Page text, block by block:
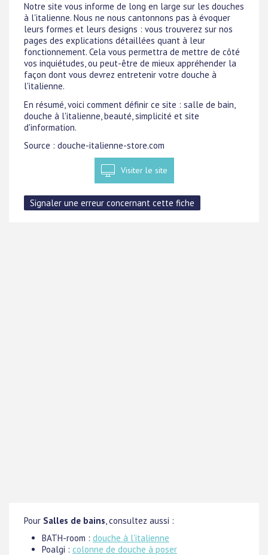
Notre site vous informe de long en large sur les douches
à l'italienne. Nous ne nous cantonnons pas à évoquer
leurs formes et leurs designs : vous trouverez sur nos
pages des explications détaillées quant à leur
fonctionnement. Cela vous permettra de mettre de côté
vos inquiétudes, ou peut-être de mieux appréhender la
façon dont vous devrez entretenir votre douche à
l'italienne.
En résumé, voici comment définir ce site : salle de bain,
douche à l'italienne, beauté, simplicité et site
d'information.
Source : douche-italienne-store.com
Visiter le site
Pour Salles de bains, consultez aussi :
BATH-room : douche à l'italienne
Poalgi : colonne de douche à poser